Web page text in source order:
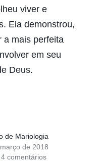
viver e
Ela demonstrou,
a mais perfeita
em seu
Deus.
de Mariologia
de 2018
comentários